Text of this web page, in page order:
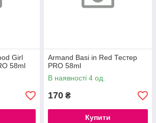
Girl
58ml
Armand Basi in Red Тестер
PRO 58ml
В наявності 4 од.
170 ₴
Купити